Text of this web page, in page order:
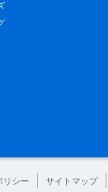
リシー サイトマップ